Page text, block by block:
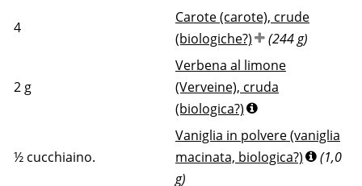
4
Carote (carote), crude
(biologiche?)
(244 g)
2 g
Verbena al limone
(Verveine), cruda
(biologica?)
½ cucchiaino.
Vaniglia in polvere (vaniglia
macinata, biologica?)
(1,0
g)